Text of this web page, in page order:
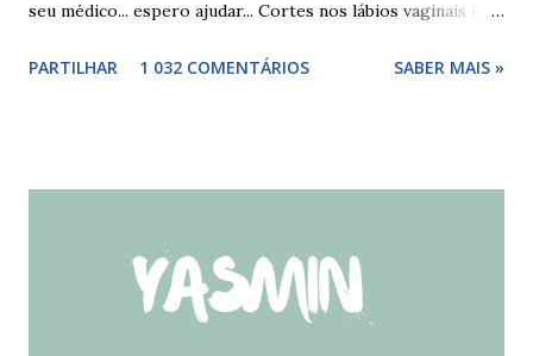
seu médico... espero ajudar... Cortes nos lábios vaginais Os
surgir devido às relações sexuais (gestos ou actos mais
nos lábios vaginais A mulher deve suspender as relações
sexuais durante 4 dias, aplicar pomada pastosa de vitamina
PARTILHAR 1 032 COMENTÁRIOS SABER MAIS »